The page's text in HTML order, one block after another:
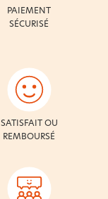
PAIEMENT
SÉCURISÉ
SATISFAIT OU
REMBOURSÉ